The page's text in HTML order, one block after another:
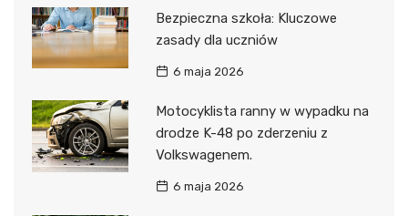
Bezpieczna szkoła: Kluczowe
zasady dla uczniów
6 maja 2026
Motocyklista ranny w wypadku na
drodze K-48 po zderzeniu z
Volkswagenem.
6 maja 2026